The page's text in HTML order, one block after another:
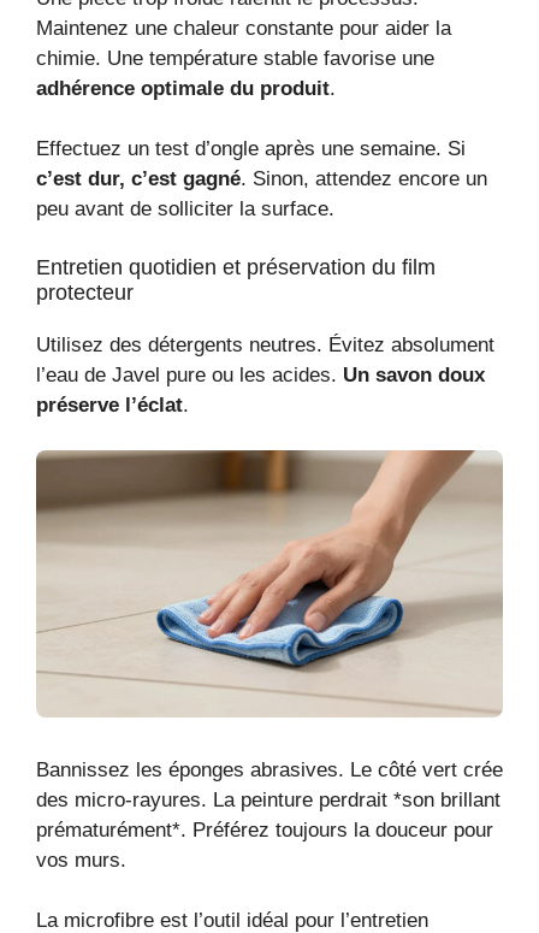
Maintenez une chaleur constante pour aider la
chimie. Une température stable favorise une
adhérence optimale du produit.
Effectuez un test d’ongle après une semaine. Si
c’est dur, c’est gagné. Sinon, attendez encore un
peu avant de solliciter la surface.
Entretien quotidien et préservation du film
protecteur
Utilisez des détergents neutres. Évitez absolument
l’eau de Javel pure ou les acides. Un savon doux
préserve l’éclat.
Bannissez les éponges abrasives. Le côté vert crée
des micro-rayures. La peinture perdrait *son brillant
prématurément*. Préférez toujours la douceur pour
vos murs.
La microfibre est l’outil idéal pour l’entretien